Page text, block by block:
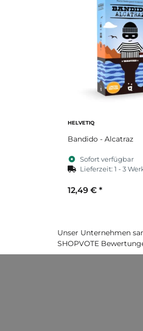
HELVETIQ
Bandido - Alcatraz
Sofort verfügbar
Lieferzeit:1 - 3
12,49 € *
Unser Unternehmen
SHOPVOTE